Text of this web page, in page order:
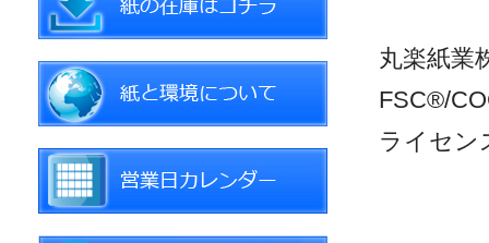
丸楽紙業
FSC®/
ライセン